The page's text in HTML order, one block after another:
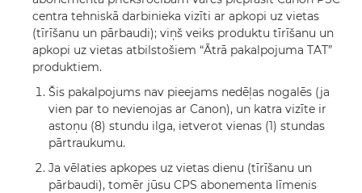
centra tehniskā darbinieka vizīti ar apkopi uz vietas
(tīrīšanu un pārbaudi); viņš veiks produktu tīrīšanu un
apkopi uz vietas atbilstošiem “Ātrā pakalpojuma TAT”
produktiem.
Šis pakalpojums nav pieejams nedēļas nogalēs (ja
vien par to nevienojas ar Canon), un katra vizīte ir
astoņu (8) stundu ilga, ietverot vienas (1) stundas
pārtraukumu.
Ja vēlaties apkopes uz vietas dienu (tīrīšanu un
pārbaudi), tomēr jūsu CPS abonementa līmenis